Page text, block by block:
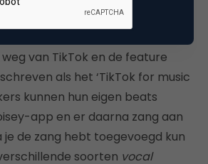
afbeelding hierboven kijkt
van TikTok en de feature
als het ‘TikTok for music
kunnen hun eigen beats
app en er daarna zang aan
je de zang hebt toegevoegd kun
soorten vocal